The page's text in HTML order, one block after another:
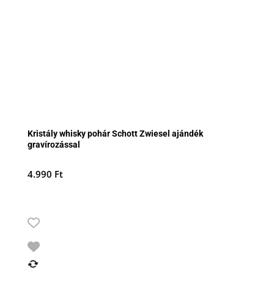
Kristály whisky pohár Schott Zwiesel ajándék
gravírozással
4.990 Ft